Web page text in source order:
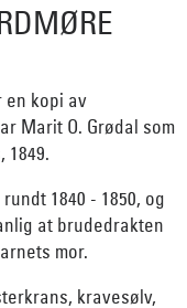
en kopi av
Marit O. Grødal som
1849.
1840 - 1850, og
at brudedrakten
mor.
kravesølv,